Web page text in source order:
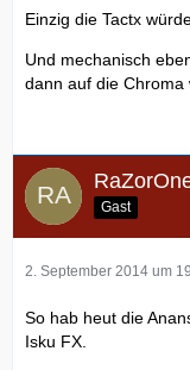
Einzig die Tactx
Und mechanisch
dann auf die Chroma
Gast
2. September 2014 um
So hab heut die
Isku FX.